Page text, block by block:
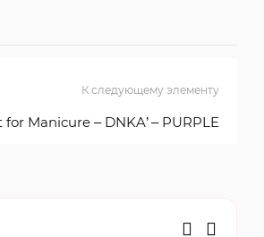
К следующему элементу
Manicure – DNKA’ – PURPLE